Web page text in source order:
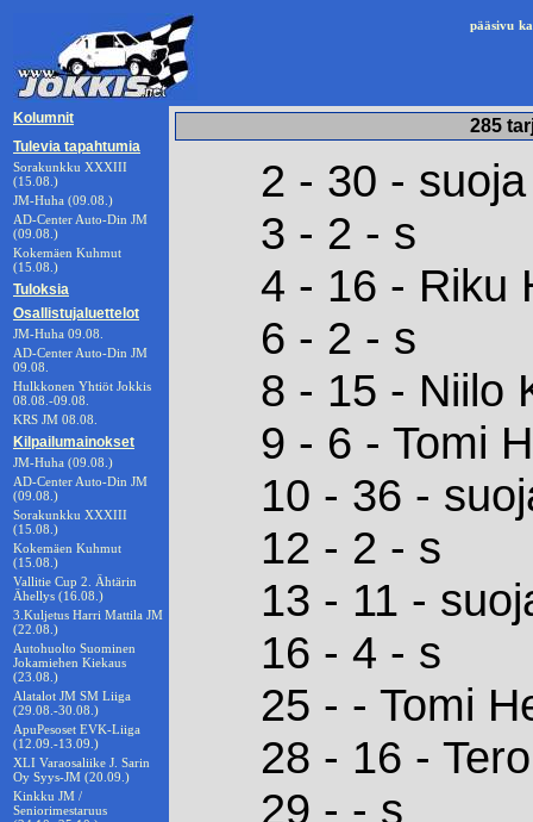
pääsivu
Kolumnit
Tulevia tapahtumia
Sorakunkku XXXIII
(15.08.)
JM-Huha (09.08.)
AD-Center Auto-Din JM
(09.08.)
Kokemäen Kuhmut
(15.08.)
Tuloksia
Osallistujaluettelot
JM-Huha 09.08.
AD-Center Auto-Din JM
09.08.
Hulkkonen Yhtiöt Jokkis
08.08.-09.08.
KRS JM 08.08.
Kilpailumainokset
JM-Huha (09.08.)
AD-Center Auto-Din JM
(09.08.)
Sorakunkku XXXIII
(15.08.)
Kokemäen Kuhmut
(15.08.)
Vallitie Cup 2. Ähtärin
Ähellys (16.08.)
3.Kuljetus Harri Mattila JM
(22.08.)
Autohuolto Suominen
Jokamiehen Kiekaus
(23.08.)
Alatalot JM SM Liiga
(29.08.-30.08.)
ApuPesoset EVK-Liiga
(12.09.-13.09.)
XLI Varaosaliike J. Sarin
Oy Syys-JM (20.09.)
Kinkku JM /
Seniorimestaruus
285
2 - 30 - suoja
3 - 2 - s
4 - 16 - Riku
6 - 2 - s
8 - 15 - Niilo
9 - 6 - Tomi
10 - 36 -
12 - 2 - s
13 - 11 -
16 - 4 - s
25 - - Tomi
28 - 16 -
29 - - s